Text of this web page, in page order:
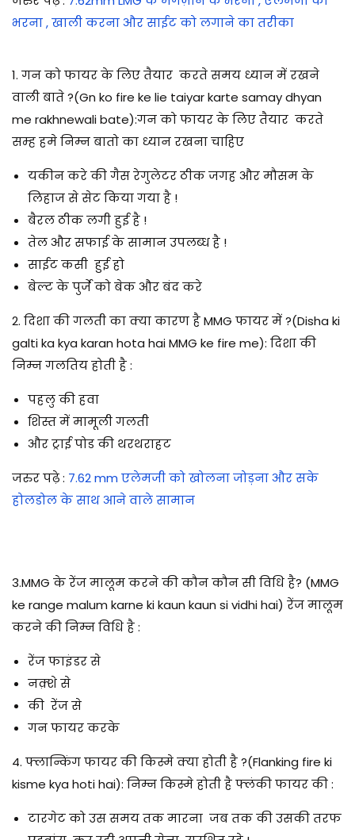
भरना , खाली करना और साईट को लगाने का तरीका
1. गन को फायर के लिए तैयार करते समय ध्यान में रखने
वाली बाते ?(Gn ko fire ke lie taiyar karte samay dhyan
me rakhnewali bate):गन को फायर के लिए तैयार करते
सम्ह हमे निम्न बातो का ध्यान रखना चाहिए
यकीन करे की गैस रेगुलेटर ठीक जगह और मौसम के
लिहाज से सेट किया गया है !
बैरल ठीक लगी हुई है !
तेल और सफाई के सामान उपलब्ध है !
साईट कसी हुई हो
बेल्ट के पुर्जे को बेक और बंद करे
2. दिशा की गलती का क्या कारण है MMG फायर में ?(Disha ki
galti ka kya karan hota hai MMG ke fire me): दिशा की
निम्न गलतिय होती है :
पहलु की हवा
शिस्त में मामूली गलती
और ट्राई पोड की थरथराहट
जरुर पढ़े: 7.62 mm एलेमजी को खोलना जोड़ना और सके
होलडोल के साथ आने वाले सामान
3.MMG के रेंज मालूम करने की कौन कौन सी विधि है? (MMG
ke range malum karne ki kaun kaun si vidhi hai) रेंज मालूम
करने की निम्न विधि है :
रेंज फाइंडर से
नक़्शे से
की रेंज से
गन फायर करके
4. फ्लान्किंग फायर की किस्मे क्या होती है ?(Flanking fire ki
kisme kya hoti hai): निम्न किस्मे होती है फ्लंकी फायर की :
टारगेट को उस समय तक मारना जब तक की उसकी तरफ